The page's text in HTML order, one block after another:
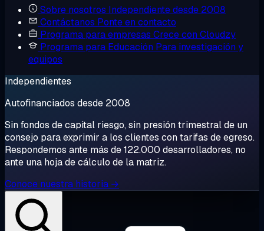
Sobre nosotros Independiente desde 2008
Contáctanos Ponte en contacto
Programa para empresas Crece con Cloudzy
Programa para Educación Para investigación y
equipos
Independientes
Autofinanciados desde 2008
Sin fondos de capital riesgo, sin presión trimestral de un
consejo para exprimir a los clientes con tarifas de egreso.
Respondemos ante más de 122.000 desarrolladores, no
ante una hoja de cálculo de la matriz.
Conoce nuestra historia →